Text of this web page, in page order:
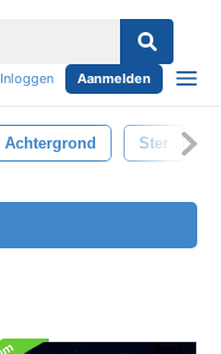
Inloggen Aanmelden
Achtergrond Ster